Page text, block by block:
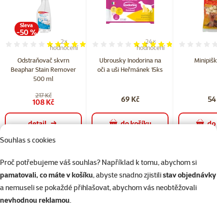
Souhlas s cookies
Proč potřebujeme váš souhlas? Například k tomu, abychom si
pamatovali, co máte v košíku, abyste snadno zjistilistav objednávky
a nemuseli se pokaždé přihlašovat, abychom vás neobtěžovali
nevhodnou reklamou.
Odstraňovač skvrn
Beaphar Stain Remover
500 ml
Hodnocení 100%, počet hodnocení: 2
2×
hodnocení
217 Kč
108 Kč
Sleva
-50 %
detail
Ubrousky Inodorina na
oči a uši Heřmánek 15ks
Hodnocení 95%, počet
24×
hodnocení
69 Kč
do košíku
superzoo.product.detail.content
Odstraňovač skvrn Stain Removerúčinně a rychle odstraňuje
nečistoty způsobené domácími mazlíčky jako jsou skvrny od moči,
výkalů a zvratků.
Zajišťuječtyřiadvacetihodinovou antibakteriální ochranu